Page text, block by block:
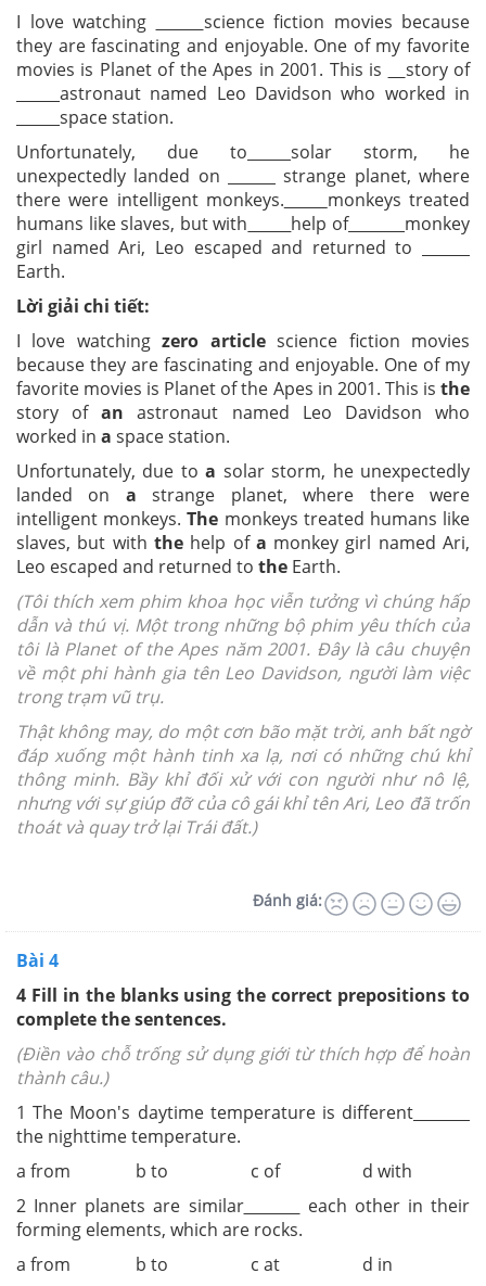
I love watching
science fiction movies because
they are fascinating and enjoyable. One of my favorite
movies is Planet of the Apes in 2001. This is
story of
astronaut named Leo Davidson who worked in
space station.
Unfortunately, due to
solar storm, he
unexpectedly landed on
strange planet, where
there were intelligent monkeys.
monkeys treated
humans like slaves, but with
help of
monkey
girl named Ari, Leo escaped and returned to
Earth.
Lời giải chi tiết:
I love watchingzero articlescience fiction movies
because they are fascinating and enjoyable. One of my
favorite movies is Planet of the Apes in 2001. This is the
story ofan astronaut named Leo Davidson who
worked in a space station.
Unfortunately, due toa solar storm, he unexpectedly
landed on a strange planet, where there were
intelligent monkeys.The monkeys treated humans like
slaves, but with thehelp of a monkey girl named Ari,
Leo escaped and returned to the Earth.
(Tôi thích xem phim khoa học viễn tưởng vì chúng hấp
dẫn và thú vị. Một trong những bộ phim yêu thích của
tôi là Planet of the Apes năm 2001. Đây là câu chuyện
về một phi hành gia tên Leo Davidson, người làm việc
trong trạm vũ trụ.
Thật không may, do một cơn bão mặt trời, anh bất ngờ
đáp xuống một hành tinh xa lạ, nơi có những chú khỉ
thông minh. Bầy khỉ đối xử với con người như nô lệ,
nhưng với sự giúp đỡ của cô gái khỉ tên Ari, Leo đã trốn
thoát và quay trở lại Trái đất.)
Đánh giá:
Bài 4
4 Fill in the blanks using the correct prepositions to
complete the sentences.
(Điền vào chỗ trống sử dụng giới từ thích hợp để hoàn
thành câu.)
1 The Moon's daytime temperature is different
the nighttime temperature.
a from b to c of d with
2 Inner planets are similar
each other in their
forming elements, which are rocks.
a from b to c at d in